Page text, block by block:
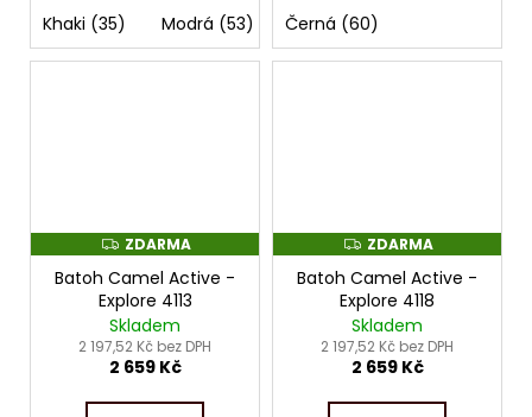
Khaki (35) Modrá (53) Černá (60)
Černá (60)
Z
D
A
R
M
A
ZDARMA
Batoh Camel Active -
Explore 4113
Skladem
2 197,52 Kč bez DPH
2 659 Kč
Z
D
A
R
M
A
ZDARMA
Batoh Camel Active -
Explore 4118
Skladem
2 197,52 Kč bez DPH
2 659 Kč